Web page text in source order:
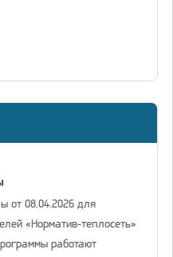
от 08.04.2026 для
«Норматив-теплосеть»
работают